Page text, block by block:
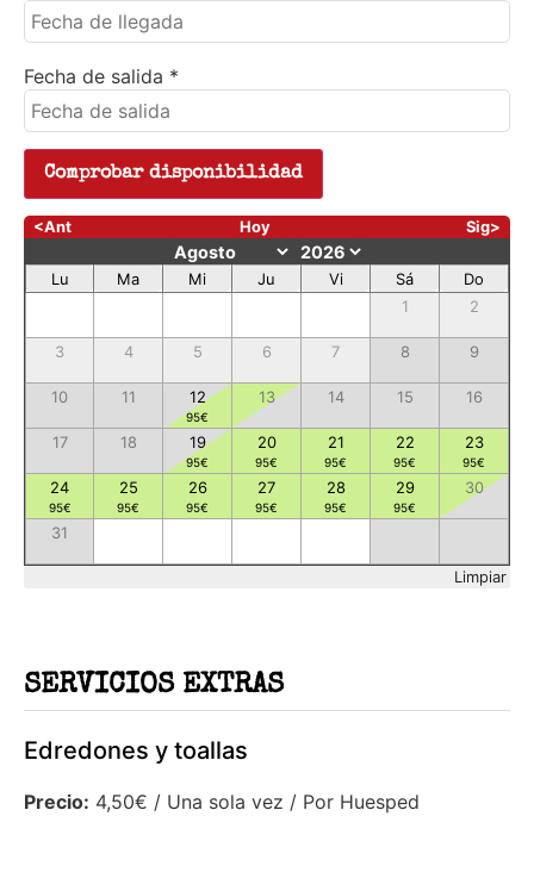
<Ant Hoy Sig>
Lu Ma Mi Ju Vi Sá
Do
1
2
3 4 5 6 7 8 9
10 11 12
95€
13 14 15 16
17 18 19
95€
20
95€
21
95€
22
95€
23
95€
24
95€
25
95€
26
95€
27
95€
28
95€
29
95€
30
31
Limpiar
Fecha de salida *
SERVICIOS EXTRAS
Edredones y toallas
Precio: 4,50€ / Una sola vez / Por Huesped